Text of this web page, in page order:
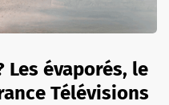
Les évaporés, le
Télévisions